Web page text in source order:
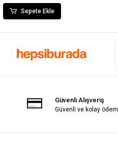
Sepete Ekle
Güvenli Alışveriş
Güvenli ve kolay